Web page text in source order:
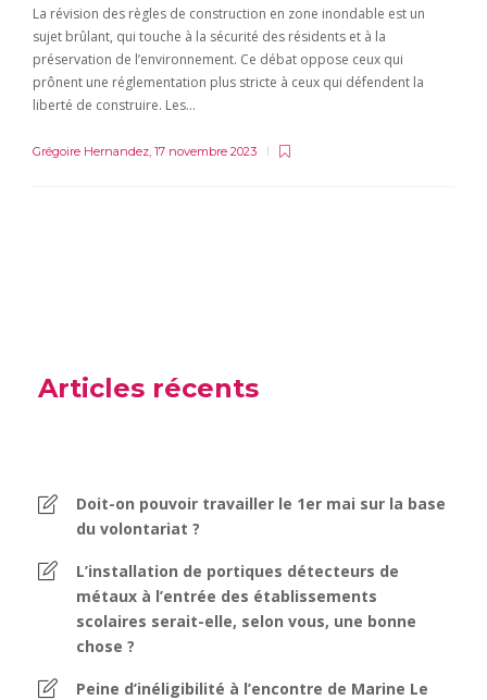
La révision des règles de construction en zone inondable est un
sujet brûlant, qui touche à la sécurité des résidents et à la
préservation de l’environnement. Ce débat oppose ceux qui
prônent une réglementation plus stricte à ceux qui défendent la
liberté de construire. Les…
Grégoire Hernandez 17 novembre 2023
Articles récents
Doit-on pouvoir travailler le 1er mai sur la base
du volontariat ?
L’installation de portiques détecteurs de
métaux à l’entrée des établissements
scolaires serait-elle, selon vous, une bonne
chose ?
Peine d’inéligibilité à l’encontre de Marine Le